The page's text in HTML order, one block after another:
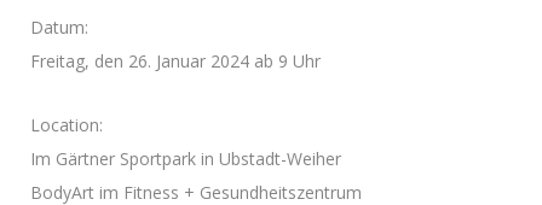
Datum:
Freitag, den 26. Januar 2024 ab 9 Uhr
Location:
Im Gärtner Sportpark in Ubstadt-Weiher
BodyArt im Fitness + Gesundheitszentrum